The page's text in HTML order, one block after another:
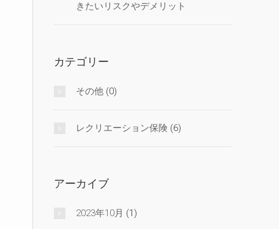
きたいリスクやデメリット
カテゴリー
その他 (0)
レクリエーション保険 (6)
アーカイブ
2023年10月 (1)